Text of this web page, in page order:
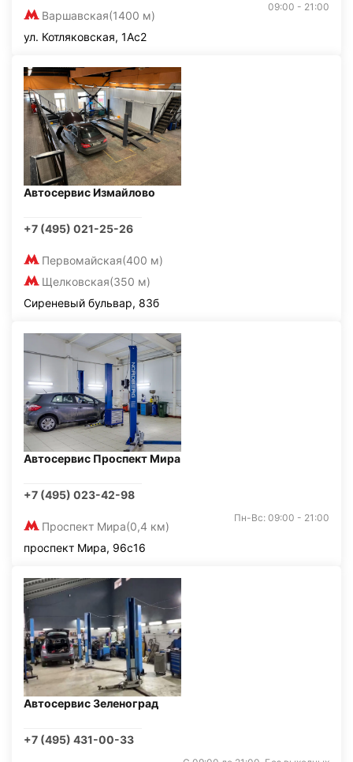
Варшавская(1400 м)
09:00 - 21:00
ул. Котляковская, 1Ас2
Автосервис Измайлово
+7 (495) 021-25-26
Первомайская(400 м)
Щелковская(350 м)
Сиреневый бульвар, 83б
Автосервис Проспект Мира
+7 (495) 023-42-98
Проспект Мира(0,4 км)
Пн-Вс: 09:00 - 21:00
проспект Мира, 96с16
Автосервис Зеленоград
+7 (495) 431-00-33